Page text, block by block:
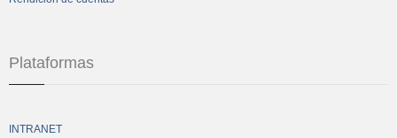
Plataformas
INTRANET